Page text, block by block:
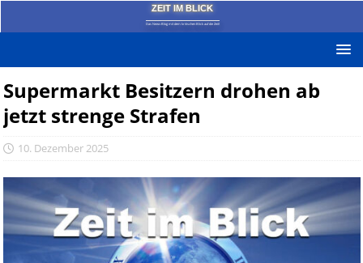
ZEIT IM BLICK
Das News-Blog mit dem kritischen Blick auf die Zeit!
Supermarkt Besitzern drohen ab
jetzt strenge Strafen
10. Dezember 2025